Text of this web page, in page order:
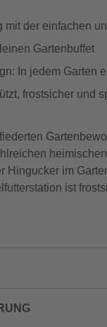
der einfachen
Gartenbuffet
In jedem Garten
frostsicher und
Hingucker im
ist